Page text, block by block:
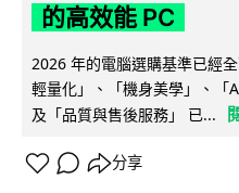
的高效能 PC
2026 年的電腦選購基準已經
輕量化」、「機身美學」、「
及「品質與售後服務」 已...
分享